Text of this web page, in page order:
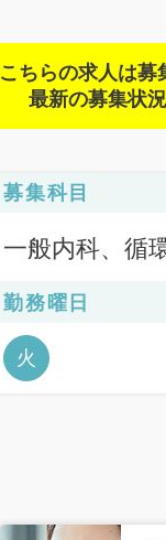
こちらの求人は募
最新の募集状
募集科目
一般内科、循
謝内科
勤務曜日
火